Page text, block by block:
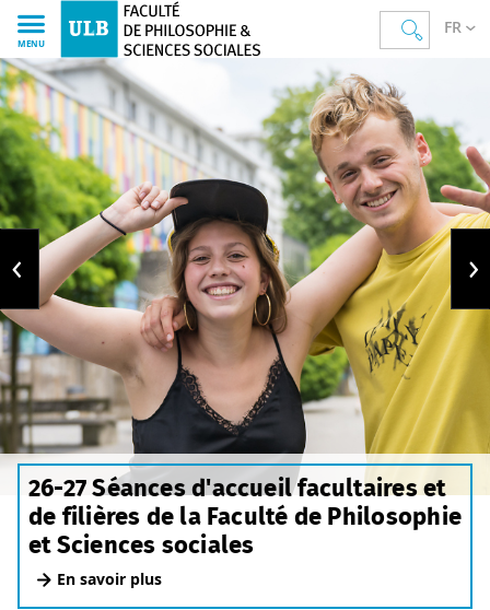
FR
MENU
26-27 Séances d'accueil facultaires et
de filières de la Faculté de Philosophie
et Sciences sociales
En savoir plus